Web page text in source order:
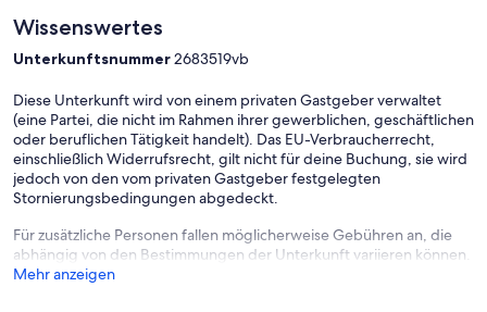
Wissenswertes
Unterkunftsnummer2683519vb
Diese Unterkunft wird von einem privaten Gastgeber verwaltet
(eine Partei, die nicht im Rahmen ihrer gewerblichen, geschäftlichen
oder beruflichen Tätigkeit handelt). Das EU-Verbraucherrecht,
einschließlich Widerrufsrecht, gilt nicht für deine Buchung, sie wird
jedoch von den vom privaten Gastgeber festgelegten
Stornierungsbedingungen abgedeckt.
Für zusätzliche Personen fallen möglicherweise Gebühren an, die
abhängig von den Bestimmungen der Unterkunft variieren können.
Mehr anzeigen